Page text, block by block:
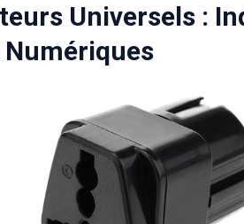
Universels :
Numériques